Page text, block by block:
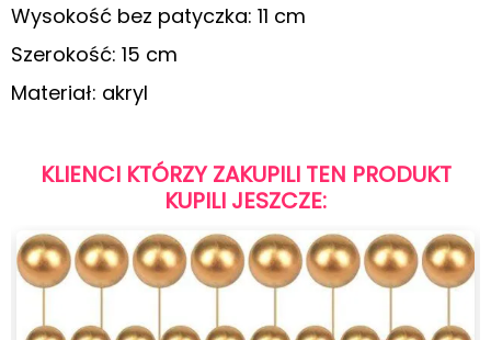
Wysokość bez patyczka: 11 cm
Szerokość: 15 cm
Materiał: akryl
KLIENCI KTÓRZY ZAKUPILI TEN PRODUKT
KUPILI JESZCZE: